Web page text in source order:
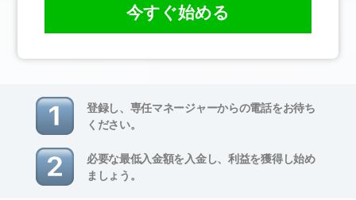
今すぐ始める
登録し、専任マネージャーからの電話をお待ち
ください。
必要な最低入金額を入金し、利益を獲得し始め
ましょう。